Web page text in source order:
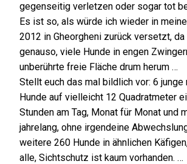
gegenseitig verletzen oder sogar tot
Es ist so, als würde ich wieder in
2012 in Gheorgheni zurück versetzt, da
genauso, viele Hunde in engen
unberührte freie Fläche drum herum …
Stellt euch das mal bildlich vor: 6
Hunde auf vielleicht 12 Quadratmeter
Stunden am Tag, Monat für Monat und
jahrelang, ohne irgendeine
weitere 260 Hunde in ähnlichen
alle, Sichtschutz ist kaum vorhanden. …